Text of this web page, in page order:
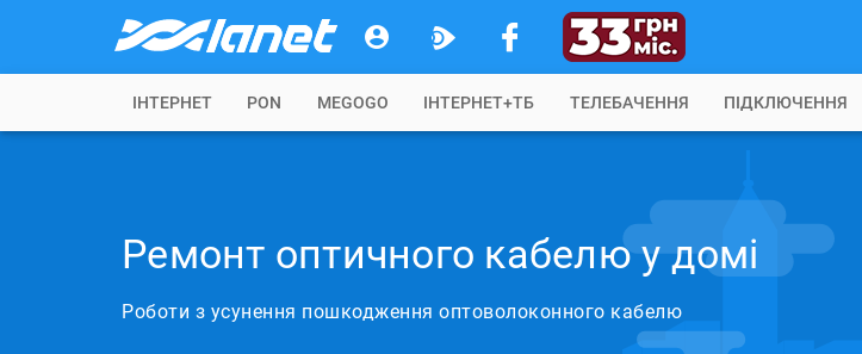
IНТЕРНЕТ PON MEGOGO ІНТЕРНЕТ+ТБ ТЕЛЕБАЧЕННЯ ПІДКЛЮЧЕННЯ
Ремонт оптичного кабелю у домі
Роботи з усунення пошкодження оптоволоконного кабелю